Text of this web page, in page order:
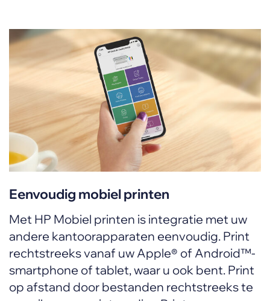
Eenvoudig mobiel printen
Met HP Mobiel printen is integratie met uw
andere kantoorapparaten eenvoudig. Print
rechtstreeks vanaf uw Apple® of Android™-
smartphone of tablet, waar u ook bent. Print
op afstand door bestanden rechtstreeks te